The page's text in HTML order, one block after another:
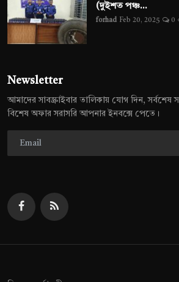
(দুইশত পঞ্চ...
forhad Feb 20, 2025 0
Newsletter
আমাদের সাবস্ক্রাইবার তালিকায় যোগ দিন,
বিশেষ অফার সরাসরি আপনার ইনবক্সে পেতে।